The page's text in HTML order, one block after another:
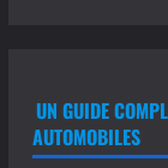
UN GUIDE
AUTOMOBILES